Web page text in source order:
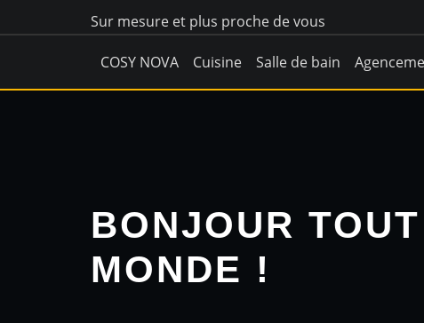
Sur mesure et plus proche de vous
COSY NOVA Cuisine Salle de bain
BONJOUR
MONDE !